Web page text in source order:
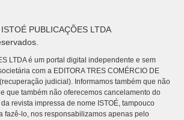
PUBLICAÇÕES LTDA
LTDA é um portal digital independente e sem
com a EDITORA TRES COMÉRCIO DE
judicial). Informamos também que não
que também não oferecemos cancelamento do
revista impressa de nome ISTOÉ, tampouco
fazê-lo, nos responsabilizamos apenas pelo